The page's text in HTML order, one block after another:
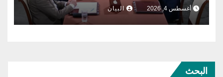
أغسطس 4, 2026 البيان
البحث